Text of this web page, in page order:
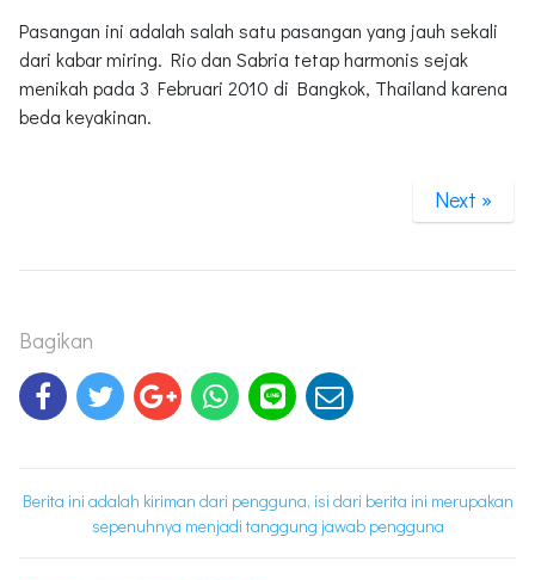
Pasangan ini adalah salah satu pasangan yang jauh sekali
dari kabar miring. Rio dan Sabria tetap harmonis sejak
menikah pada 3 Februari 2010 di Bangkok, Thailand karena
beda keyakinan.
Next »
Bagikan
Berita ini adalah kiriman dari pengguna, isi dari berita ini merupakan
sepenuhnya menjadi tanggung jawab pengguna